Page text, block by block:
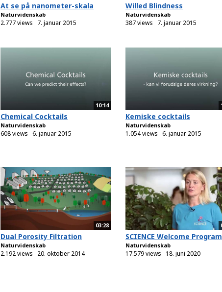
At se på nanometer-skala
Naturvidenskab
2.777 views 7. januar 2015
Willed Blindness
Naturvidenskab
387 views 7. januar 2015
10:14
Chemical Cocktails
Naturvidenskab
608 views 6. januar 2015
Kemiske cocktails
Naturvidenskab
1.054 views 6. januar 2015
03:28
Dual Porosity Filtration
Naturvidenskab
2.192 views 20. oktober 2014
SCIENCE Welcome
Naturvidenskab
17.579 views 18. juni 2020